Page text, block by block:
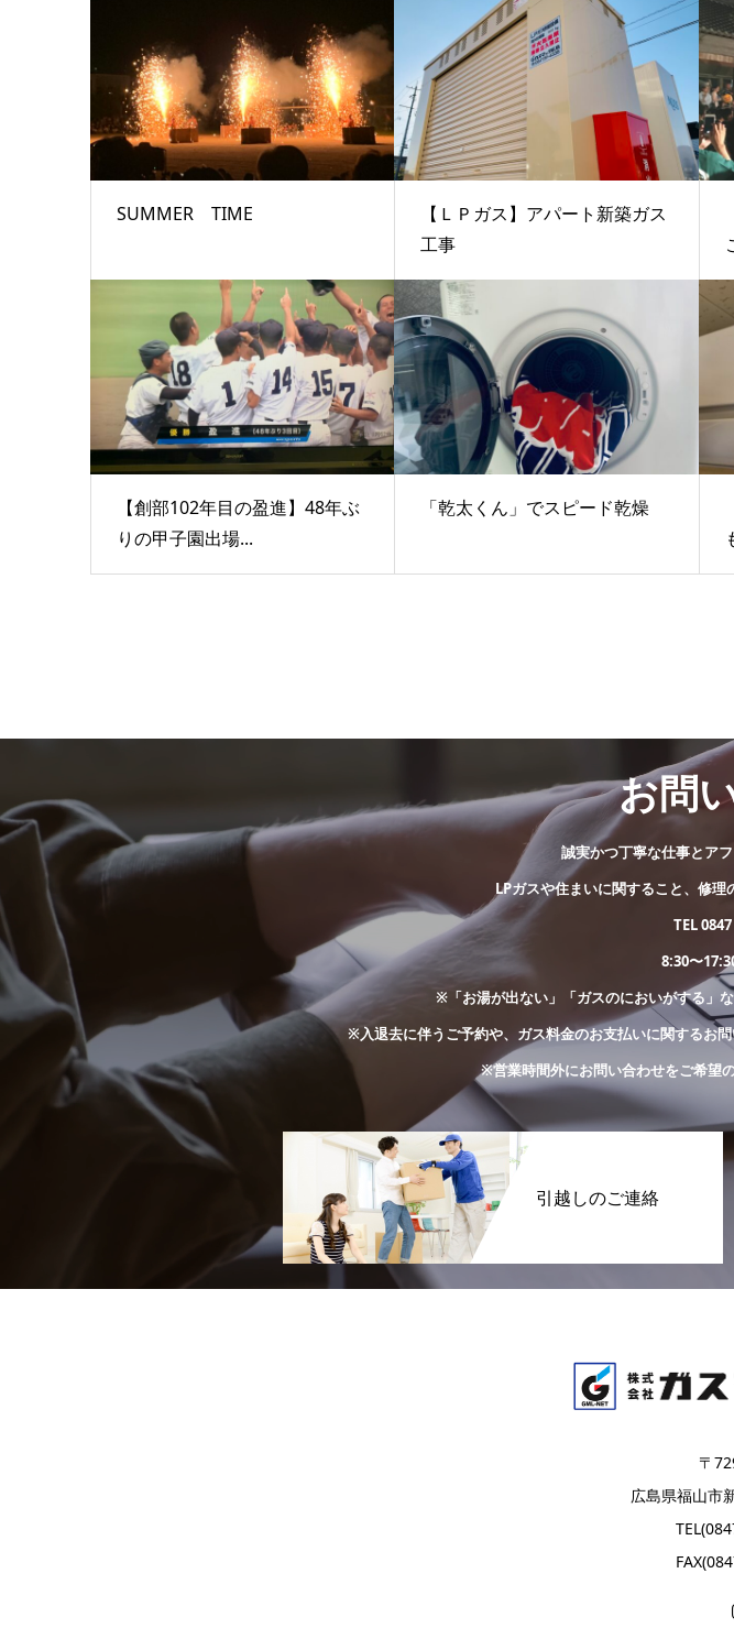
SUMMER TIME
【ＬＰガス】アパート新築ガス
工事
【創部102年目の盈進】48年ぶ
りの甲子園出場...
「乾太くん」でスピード乾燥
お問
誠実かつ丁寧な仕事とア
LPガスや住まいに関すること、修理
TEL
8:30〜
※「お湯が出ない」「ガスのにおいがする」
※入退去に伴うご予約や、ガス料金のお支払いに関するお
※営業時間外にお問い合わせをご希望
引越しのご連絡
〒
広島県福山市